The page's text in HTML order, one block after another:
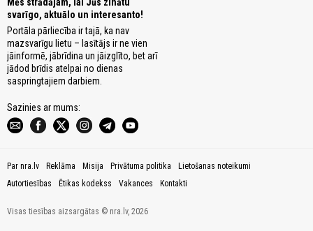
svarīgo, aktuālo un interesanto!
Portāla pārliecība ir tajā, ka nav
mazsvarīgu lietu – lasītājs ir ne vien
jāinformē, jābrīdina un jāizglīto, bet arī
jādod brīdis atelpai no dienas
saspringtajiem darbiem.
Sazinies ar mums:
Par nra.lv Reklāma Misija Privātuma politika
Lietošanas noteikumi
Autortiesības
Ētikas kodekss Vakances Kontakti
Visas tiesības aizsargātas © nra.lv, 2026